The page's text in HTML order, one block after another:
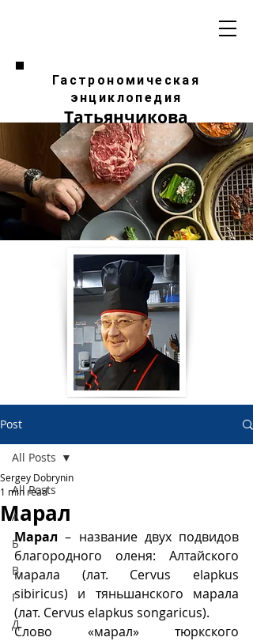
Гастрономическая
энциклопедия
Татьянчикова
Post
All Posts
А
Б
В
Г
Д
All Posts
Марал
Sergey Dobrynin
1 min read
Марал – название двух подвидов
благородного оленя: Алтайского
марала (лат. Cervus elapkus
sibiricus) и тяньшанского марала
(лат. Cervus elapkus songaricus).
Слово «марал» тюркского